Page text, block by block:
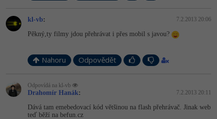
kl-vb: 7.2.2013 20:06
Pěkný,ty filmy jdou přehrávat i přes mobil s javou?
Nahoru Odpovědět
Odpovídá na kl-vb
Drahomír Hanák: 7.2.2013 20:11
Dává tam emebedovací kód většinou na flash přehrávač. Jinak web
teď běží na befun.cz